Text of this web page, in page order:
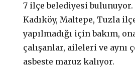
7 ilçe belediyesi bulunuyor.
Kadıköy, Maltepe, Tuzla
yapılmadığı için bakım,
çalışanlar, aileleri ve aynı
asbeste maruz kalıyor.